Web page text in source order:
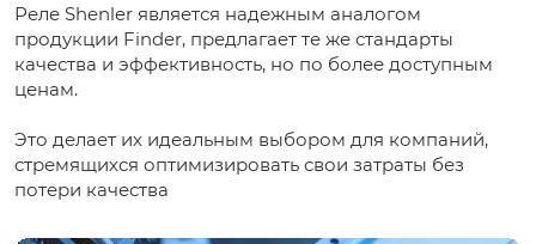
Реле Shenler является надежным аналогом
продукции Finder, предлагает те же стандарты
качества и эффективность, но по более доступным
ценам.
Это делает их идеальным выбором для компаний,
стремящихся оптимизировать свои затраты без
потери качества